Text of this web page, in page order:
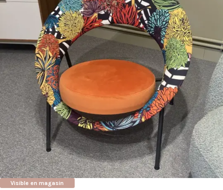
Visible en magasin